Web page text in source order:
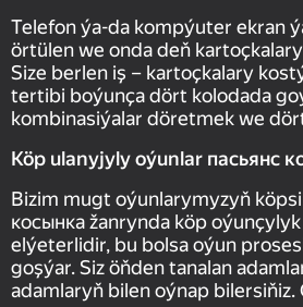
Telefon ýa-da kompýuter ekran
örtülen we onda deň
Size berlen iş – kartoçkalary
tertibi boýunça dört kolodada
kombinasiýalar döretmek we
Köp ulanyjyly oýunlar пасьянс
Bizim mugt oýunlarymyzyň
косынка žanrynda köp
elýeterlidir, bu bolsa oýun
goşýar. Siz öňden tanalan
adamlaryň bilen oýnap bilersiňiz.